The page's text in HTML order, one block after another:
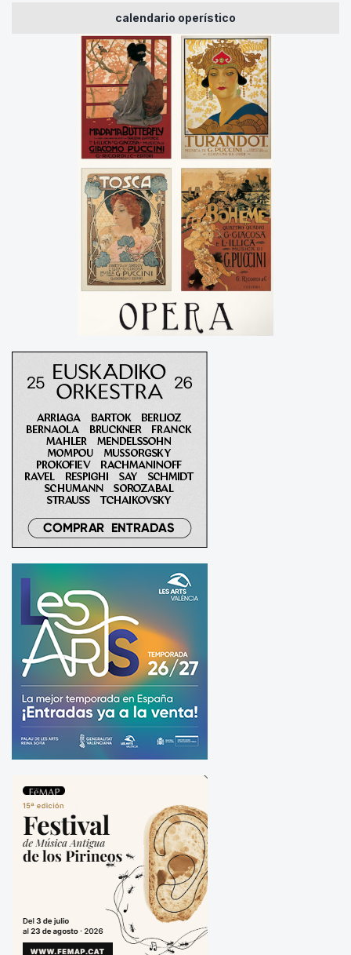
calendario operístico